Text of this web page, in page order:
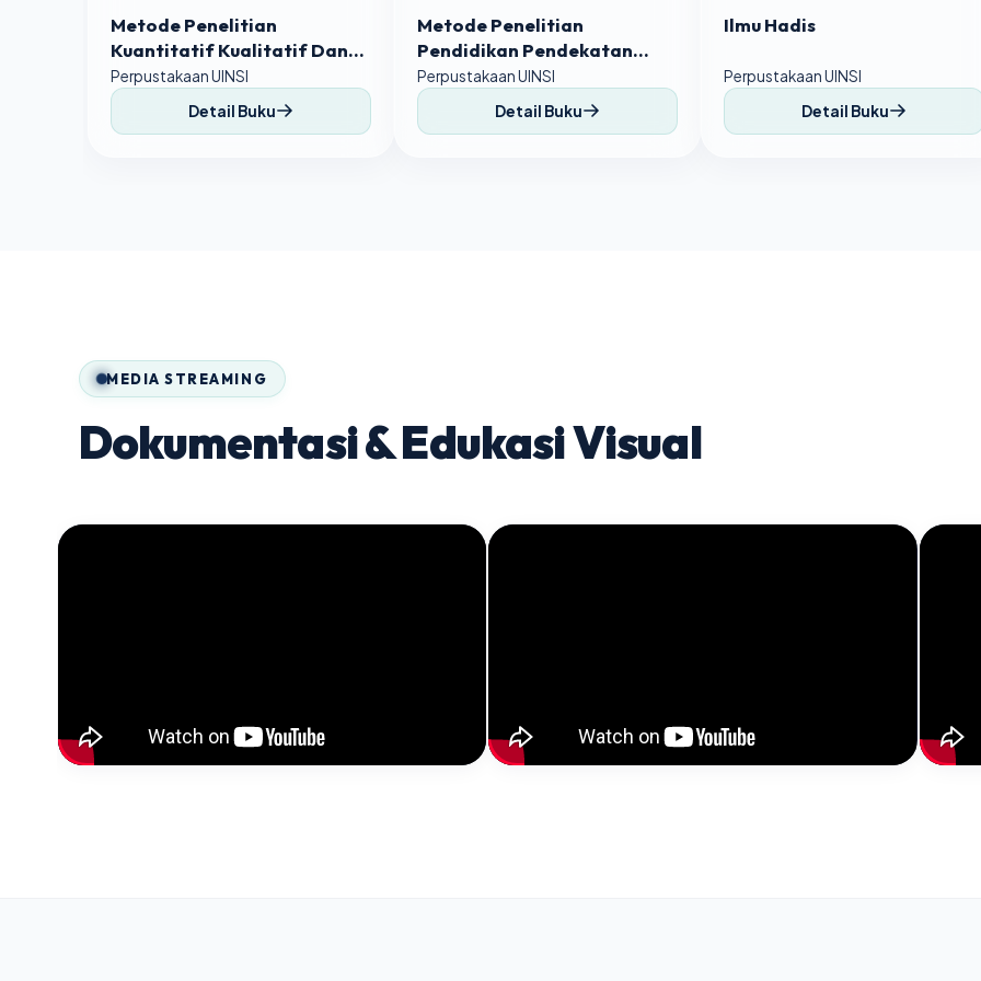
Metode Penelitian
Kuantitatif Kualitatif Dan
R&D
Perpustakaan UINSI
Detail Buku
Metode Penelitian
Pendidikan Pendekatan
Kuantitatif, Kualitatif, dan
R&D
Perpustakaan UINSI
Detail Buku
Ilmu Hadis
Perpustakaan UINSI
Detail Buku
MEDIA STREAMING
Dokumentasi & Edukasi Visual